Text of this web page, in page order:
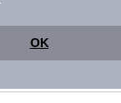
OK